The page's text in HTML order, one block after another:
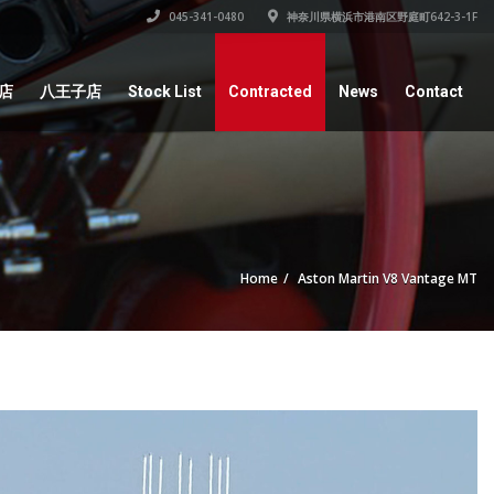
045-341-0480 神奈川県横浜市港南区野庭町642-3-1F
八王子店 Stock List Contracted News Contact
Home Aston Martin V8 Vantage MT